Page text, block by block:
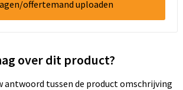
offertemand uploaden
over dit product?
tussen de product omschrijving